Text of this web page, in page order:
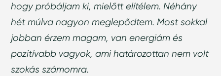
hogy próbáljam ki, mielőtt elítélem. Néhány
hét múlva nagyon meglepődtem. Most sokkal
jobban érzem magam, van energiám és
pozitívabb vagyok, ami határozottan nem volt
szokás számomra.